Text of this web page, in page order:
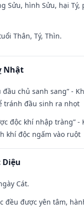
Sửu, hình Sửu, hại Tý,
Thân, Tý, Thìn.
Nhật
đầu chủ sanh sang” -
tránh đầu sinh ra nhọt
độc khí nhập tràng” -
khí độc ngấm vào ruột
Diệu
Cát.
đều được yên tâm,